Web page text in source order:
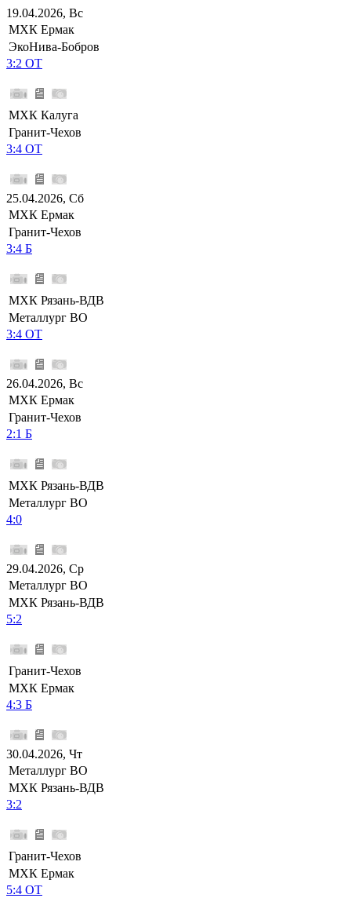
19.04.2026, Вс
МХК Ермак
ЭкоНива-Бобров
3:2 ОТ
МХК Калуга
Гранит-Чехов
3:4 ОТ
25.04.2026, Сб
МХК Ермак
Гранит-Чехов
3:4 Б
МХК Рязань-ВДВ
Металлург ВО
3:4 ОТ
26.04.2026, Вс
МХК Ермак
Гранит-Чехов
2:1 Б
МХК Рязань-ВДВ
Металлург ВО
4:0
29.04.2026, Ср
Металлург ВО
МХК Рязань-ВДВ
5:2
Гранит-Чехов
МХК Ермак
4:3 Б
30.04.2026, Чт
Металлург ВО
МХК Рязань-ВДВ
3:2
Гранит-Чехов
МХК Ермак
5:4 ОТ